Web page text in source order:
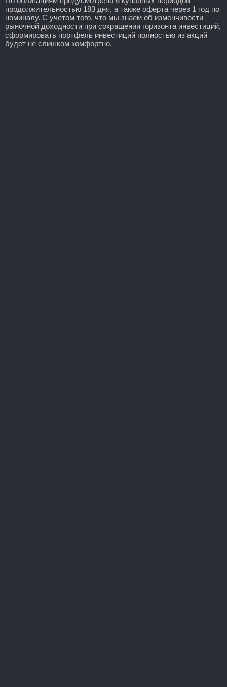
продолжительностью 183 дня, а также оферта через 1 год по
номиналу. С учетом того, что мы знаем об изменчивости
рыночной доходности при сокращении горизонта инвестиций,
сформировать портфель инвестиций полностью из акций
будет не слишком комфортно.